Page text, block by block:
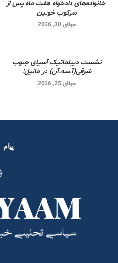
خانواده‌های دادخواه هفت ماه پس از
سرکوب خونین
جولای 30, 2026
نشست دیپلماتیک آسیای جنوب
شرقی‌(آ.سه.آن) در مانیل!
جولای 25, 2026
پیام